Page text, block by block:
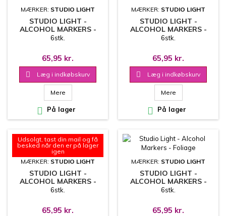
MÆRKER: STUDIO LIGHT
STUDIO LIGHT -
ALCOHOL MARKERS -
TROPICAL
6stk.
65,95 kr.
 Læg i indkøbskurv
Mere
 På lager
MÆRKER: STUDIO LIGHT
STUDIO LIGHT -
ALCOHOL MARKERS -
GALAXY
6stk.
65,95 kr.
 Læg i indkøbskurv
Mere
 På lager
Udsolgt, tast din mail og få
besked når den er på lager
igen
MÆRKER: STUDIO LIGHT
STUDIO LIGHT -
ALCOHOL MARKERS -
SEA & SKY
6stk.
65,95 kr.
MÆRKER: STUDIO LIGHT
STUDIO LIGHT -
ALCOHOL MARKERS -
FOLIAGE
6stk.
65,95 kr.